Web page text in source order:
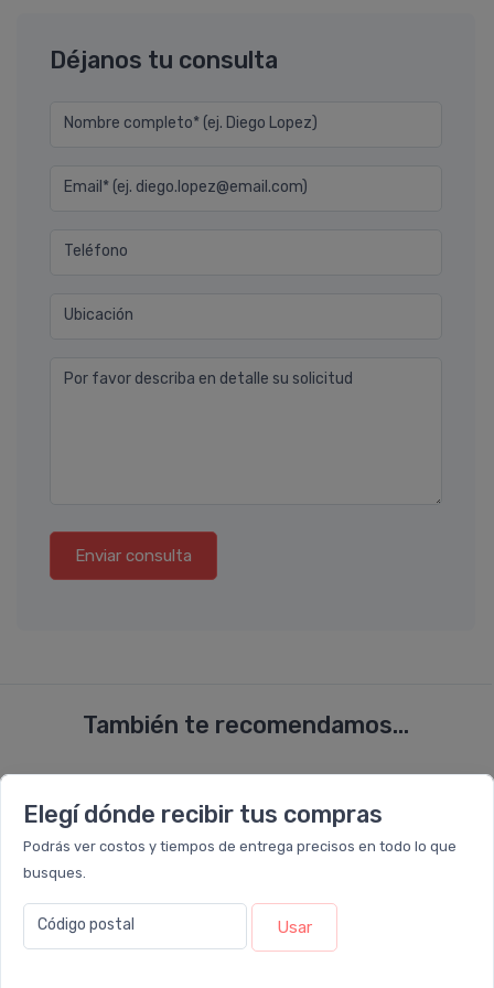
Elegí dónde recibir tus compras
Podrás ver costos y tiempos de entrega precisos en todo lo que
busques.
Código postal Usar
Déjanos tu consulta
Nombre completo* (ej. Diego Lopez)
Email* (ej. diego.lopez@email.com)
Teléfono
Ubicación
Por favor describa en detalle su solicitud
Enviar consulta
También te recomendamos...
COMBO COMBO